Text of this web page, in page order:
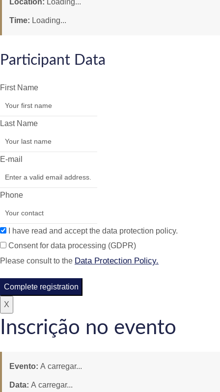
Time: Loading...
Participant Data
First Name
Last Name
E-mail
Phone
I have read and accept the data protection policy.
Consent for data processing (GDPR)
Please consult to the Data Protection Policy.
Complete registration
X
Inscrição no evento
Evento: A carregar...
Data: A carregar...